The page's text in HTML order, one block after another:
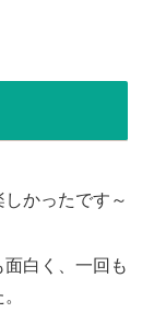
かったです～
白く、一回も